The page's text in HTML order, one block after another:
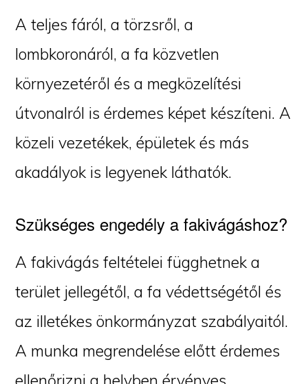
A teljes fáról, a törzsről, a
lombkoronáról, a fa közvetlen
környezetéről és a megközelítési
útvonalról is érdemes képet készíteni. A
közeli vezetékek, épületek és más
akadályok is legyenek láthatók.
Szükséges engedély a fakivágáshoz?
A fakivágás feltételei függhetnek a
terület jellegétől, a fa védettségétől és
az illetékes önkormányzat szabályaitól.
A munka megrendelése előtt érdemes